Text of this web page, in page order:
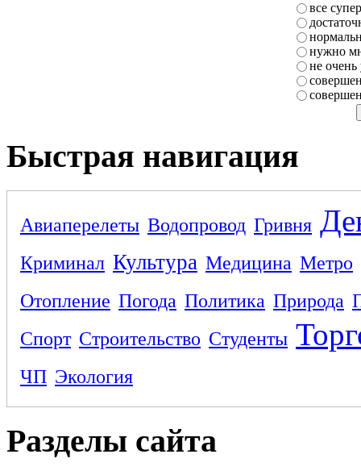
все супер
нужно
не очень
Быстрая навигация
Авиаперелеты Водопровод Гривня
Криминал Культура Медицина Метро
Отопление Погода Политика Природа
Спорт Строительство Студенты
ЧП Экология
Разделы сайта